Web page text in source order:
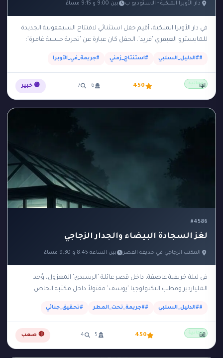
دار الأوبرا الملكية - الاستوديو ب بين 9:00 و 9:15 مساءً
في دار الأوبرا الملكية، أقيم حفل استثنائي لافتتاح السيمفونية الجديدة
للمايسترو العبقري 'فريد'. الحفل كان عبارة عن 'تجربة حسية غامرة':
##الدليل_السلبي #استنتاج_زمني #جريمة_في_الأوبرا
مجانية 450
6
7 🟣 خبير 📖
#4586
لغز السجادة البيضاء والجدار الزجاجي
المكتب الزجاجي في حديقة القصر بين الساعة 8:45 و 9:30 مساءً
في ليلة خريفية عاصفة، داخل قصر عائلة 'الرشيدي' المعزول، وُجد
الملياردير وقطب التكنولوجيا 'يوسف' مقتولاً داخل مكتبه الخاص.
##الدليل_السلبي ##جريمة_تحت_المطر #تحقيق_جنائي
مجانية 450
5
4 🔴 صعب 📖